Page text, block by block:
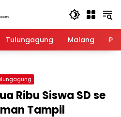
Tulungagung Malang
Ribu Siswa SD se
Tampil